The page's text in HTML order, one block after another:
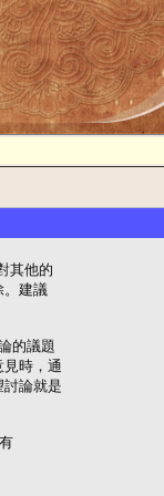
其他的
。建議
的議題
時，通
論就是